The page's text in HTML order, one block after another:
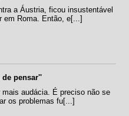
a Áustria, ficou insustentável
em Roma. Então, e[...]
de pensar''
audácia. É preciso não se
os problemas fu[...]